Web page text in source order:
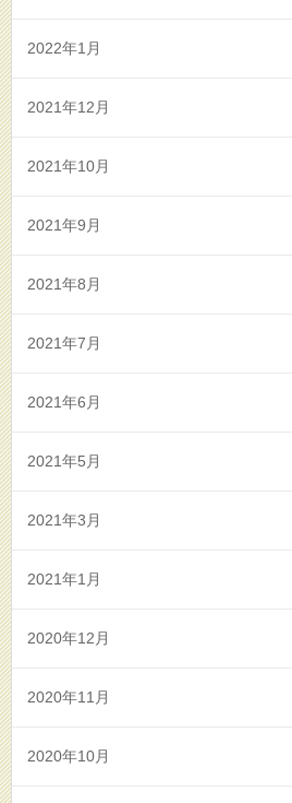
2022年1月
2021年12月
2021年10月
2021年9月
2021年8月
2021年7月
2021年6月
2021年5月
2021年3月
2021年1月
2020年12月
2020年11月
2020年10月